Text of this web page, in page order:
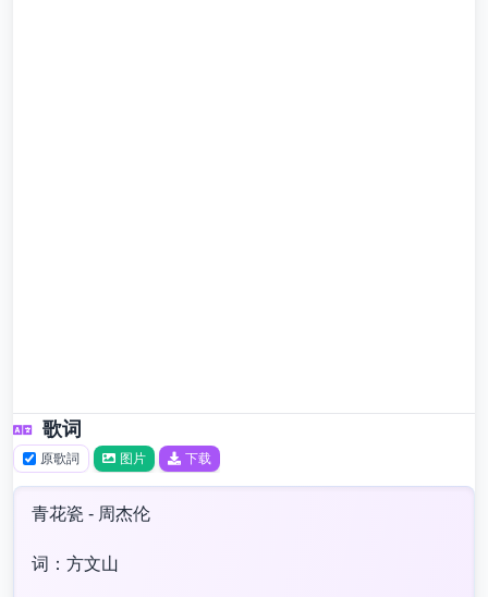
歌词
原歌詞 图片 下载
青花瓷 - 周杰伦
词：方文山